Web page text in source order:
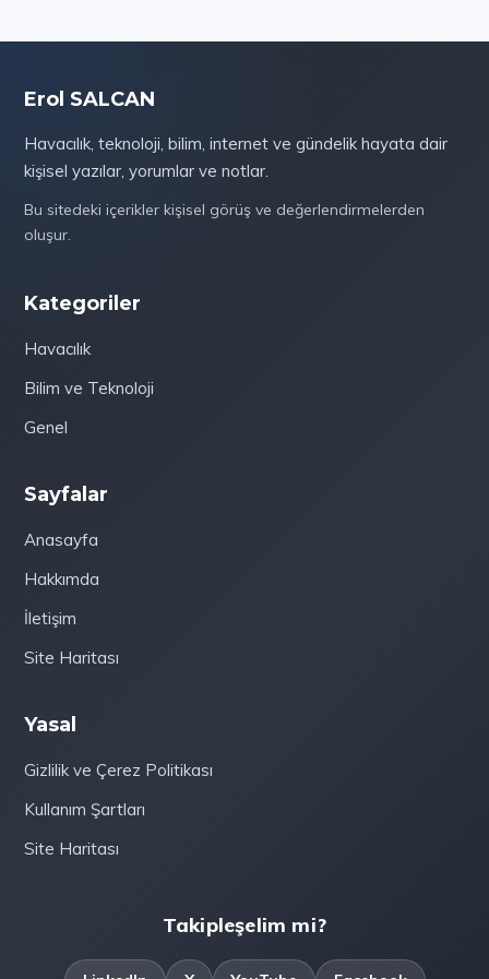
Erol SALCAN
Havacılık, teknoloji, bilim, internet ve gündelik hayata dair
kişisel yazılar, yorumlar ve notlar.
Bu sitedeki içerikler kişisel görüş ve değerlendirmelerden
oluşur.
Kategoriler
Havacılık
Bilim ve Teknoloji
Genel
Sayfalar
Anasayfa
Hakkımda
İletişim
Site Haritası
Yasal
Gizlilik ve Çerez Politikası
Kullanım Şartları
Site Haritası
Takipleşelim mi?